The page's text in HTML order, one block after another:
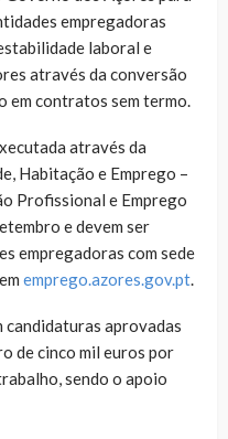
empregadoras
laboral e
através da conversão
em contratos sem termo.
através da
Habitação e Emprego –
Profissional e Emprego
e devem ser
empregadoras com sede
emprego.azores.gov.pt.
candidaturas aprovadas
de cinco mil euros por
sendo o apoio